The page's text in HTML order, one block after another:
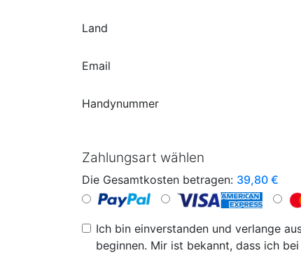
Land
Email
Handynummer
Zahlungsart wählen
Die Gesamtkosten betragen: 39,80 €
Ich bin einverstanden und verlange
beginnen. Mir ist bekannt, dass ich